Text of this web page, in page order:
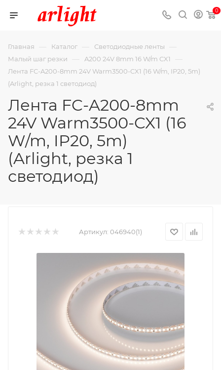
0
Главная — Каталог — Светодиодные ленты —
Малый шаг резки — A200 24V 8mm 16 W/m CX1 —
Лента FC-A200-8mm 24V Warm3500-CX1 (16 W/m, IP20, 5m)
(Arlight, резка 1 светодиод)
Лента FC-A200-8mm
24V Warm3500-CX1 (16
W/m, IP20, 5m)
(Arlight, резка 1
светодиод)
Артикул: 046940(1)